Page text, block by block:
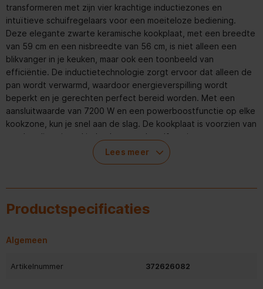
transformeren met zijn vier krachtige inductiezones en
intuïtieve schuifregelaars voor een moeiteloze bediening.
Deze elegante zwarte keramische kookplaat, met een breedte
van 59 cm en een nisbreedte van 56 cm, is niet alleen een
blikvanger in je keuken, maar ook een toonbeeld van
efficiëntie. De inductietechnologie zorgt ervoor dat alleen de
pan wordt verwarmd, waardoor energieverspilling wordt
beperkt en je gerechten perfect bereid worden. Met een
aansluitwaarde van 7200 W en een powerboostfunctie op elke
kookzone, kun je snel aan de slag. De kookplaat is voorzien van
een handige timer, kinderslot, warmhoudfunctie en restwarmte-
indicator voor extra veiligheid en gemak. De touchbediening is
geplaatst aan de boven voorzijde van de kookplaat, waardoor
panherkenning en boost functie verhogen de efficiëntie en
precisie tijdens het koken. Met een snoerlengte van 1,2 m en
een gewicht van slechts 9,4 kg is de Whirlpool WB S2560 NE
zoek is naar een krachtige, veilige en stijlvolle toevoeging aan
Lees meer
Productspecificaties
Algemeen
Artikelnummer 372626082